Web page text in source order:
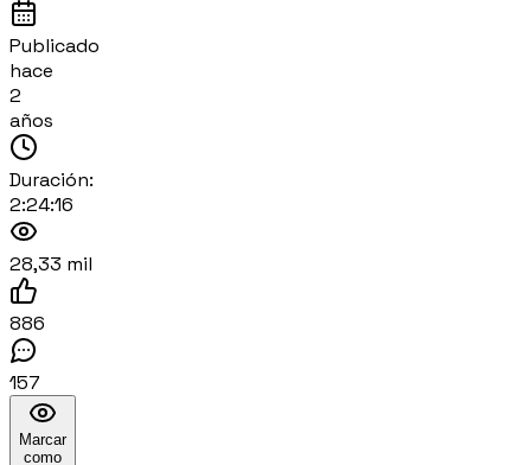
Publicado
hace
2
años
Duración:
2:24:16
28,33 mil
886
157
Marcar
como